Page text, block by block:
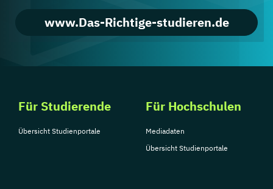
www.Das-Richtige-studieren.de
Für Studierende
Übersicht Studienportale
Für Hochschulen
Mediadaten
Übersicht Studienportale